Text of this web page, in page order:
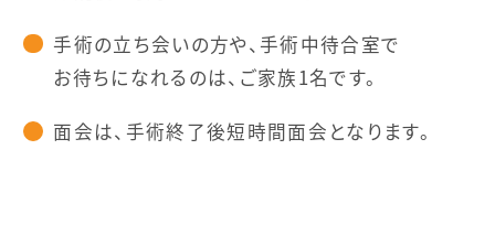
手術の立ち会いの方や、手術中待合室で
お待ちになれるのは、ご家族1名です。
面会は、手術終了後短時間面会となります。